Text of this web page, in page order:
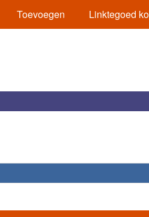
Toevoegen Linktegoed